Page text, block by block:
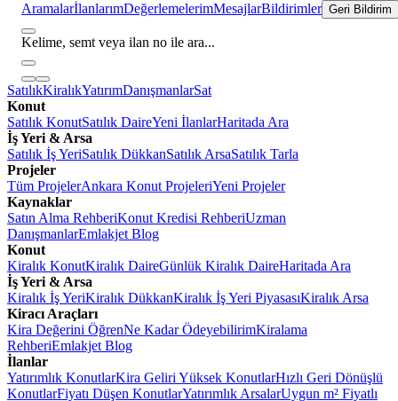
AramalarİlanlarımDeğerlemelerimMesajlarBildirimler Geri Bildirim
Kelime, semt veya ilan no ile ara...
SatılıkKiralıkYatırımDanışmanlarSat
Konut
Satılık KonutSatılık DaireYeni İlanlarHaritada Ara
İş Yeri & Arsa
Satılık İş YeriSatılık DükkanSatılık ArsaSatılık Tarla
Projeler
Tüm ProjelerAnkara Konut ProjeleriYeni Projeler
Kaynaklar
Satın Alma RehberiKonut Kredisi RehberiUzman
DanışmanlarEmlakjet Blog
Konut
Kiralık KonutKiralık DaireGünlük Kiralık DaireHaritada Ara
İş Yeri & Arsa
Kiralık İş YeriKiralık DükkanKiralık İş Yeri PiyasasıKiralık Arsa
Kiracı Araçları
Kira Değerini ÖğrenNe Kadar ÖdeyebilirimKiralama
RehberiEmlakjet Blog
İlanlar
Yatırımlık KonutlarKira Geliri Yüksek KonutlarHızlı Geri Dönüşlü
KonutlarFiyatı Düşen KonutlarYatırımlık ArsalarUygun m² Fiyatlı